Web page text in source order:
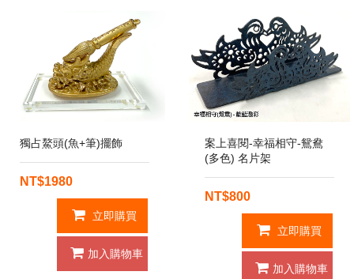
獨占鰲頭(魚+筆)擺飾
NT$1980
立即購買
加入購物車
案上喜閱-幸福相守-鴛鴦
(多色) 名片架
NT$800
立即購買
加入購物車